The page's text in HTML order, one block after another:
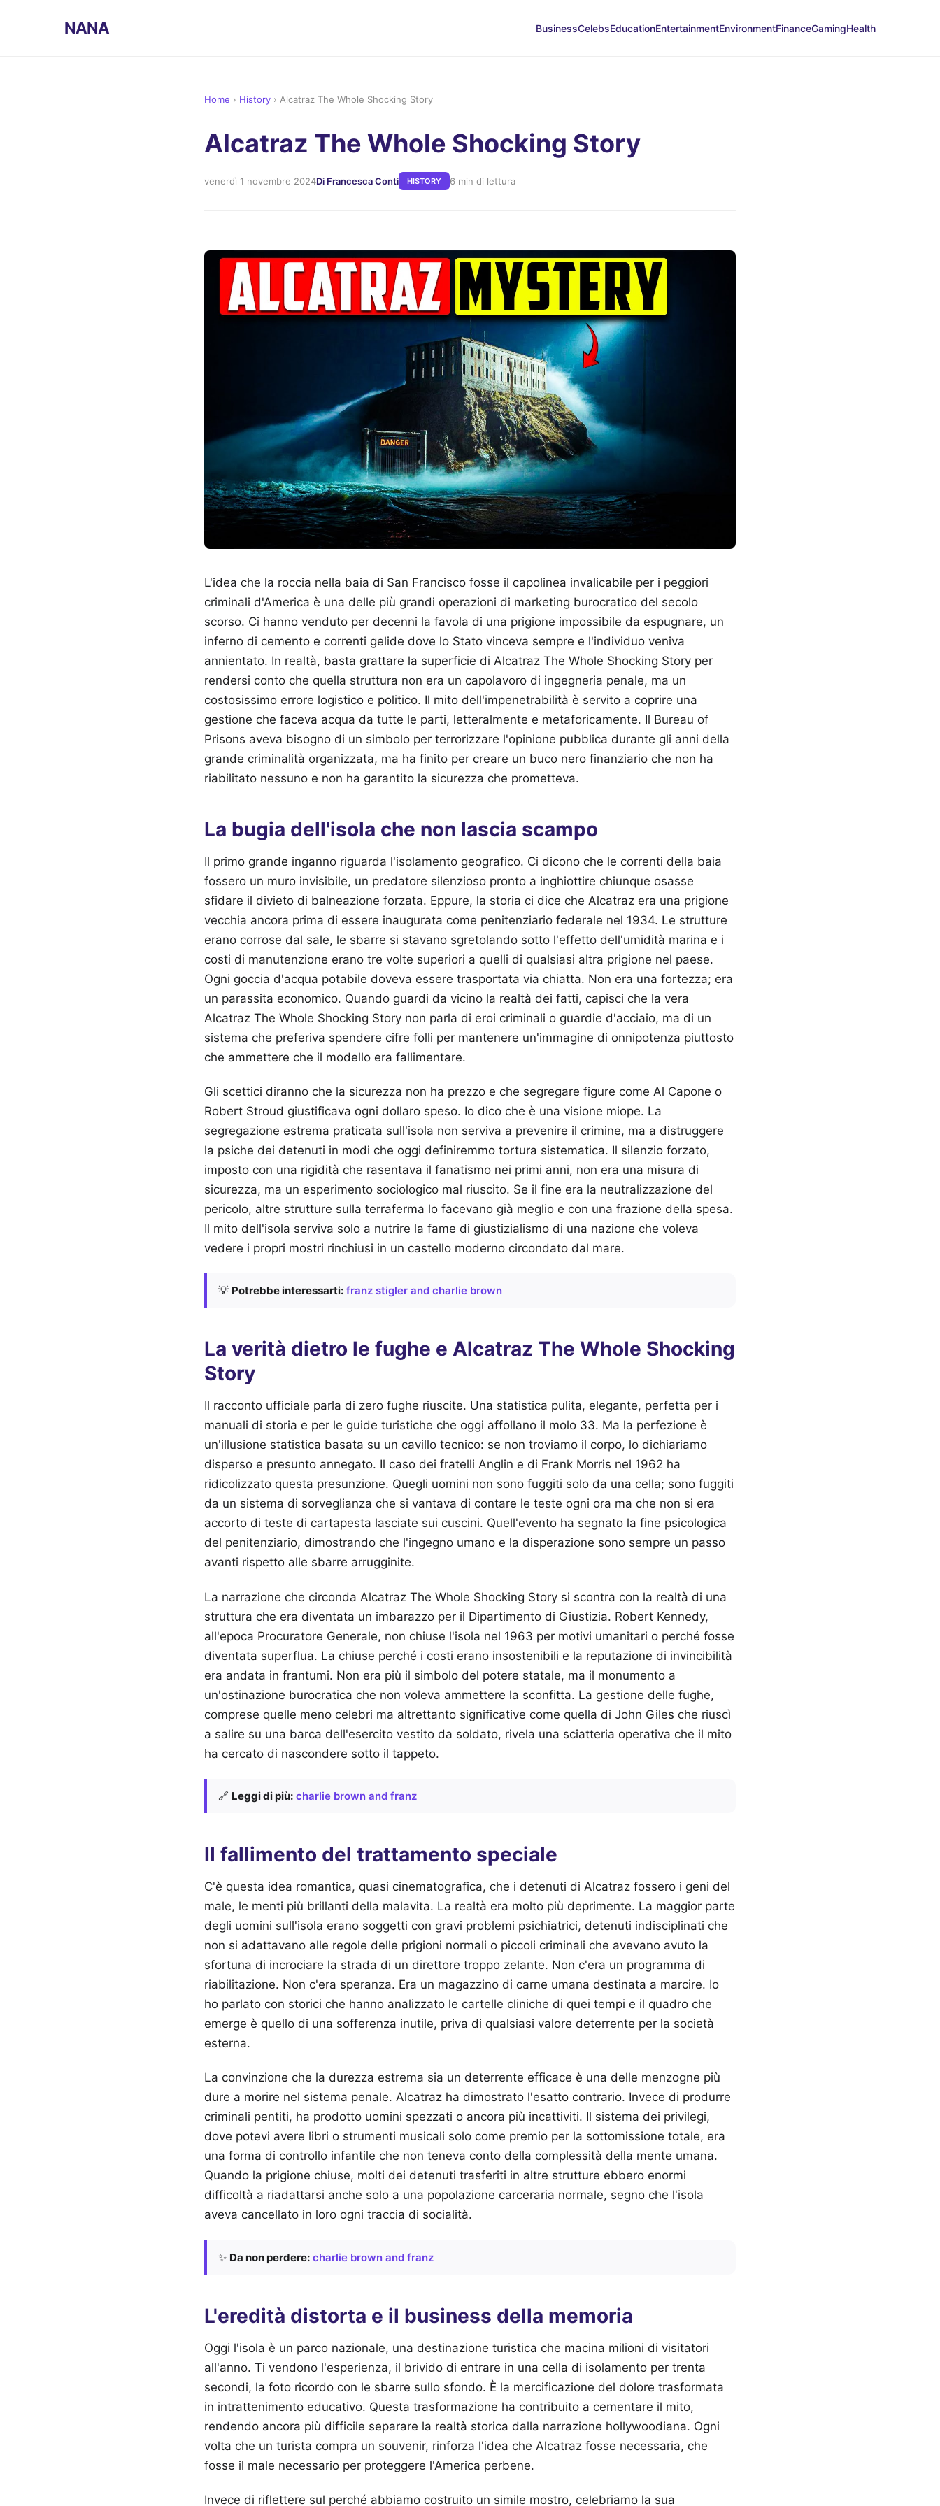
NANA BusinessCelebsEducationEntertainmentEnvironmentFinanceGamingHealth
Home › History › Alcatraz The Whole Shocking Story
Alcatraz The Whole Shocking Story
venerdì 1 novembre 2024Di Francesca Conti HISTORY 6 min di lettura
L'idea che la roccia nella baia di San Francisco fosse il capolinea invalicabile per i peggiori
criminali d'America è una delle più grandi operazioni di marketing burocratico del secolo
scorso. Ci hanno venduto per decenni la favola di una prigione impossibile da espugnare, un
inferno di cemento e correnti gelide dove lo Stato vinceva sempre e l'individuo veniva
annientato. In realtà, basta grattare la superficie di Alcatraz The Whole Shocking Story per
rendersi conto che quella struttura non era un capolavoro di ingegneria penale, ma un
costosissimo errore logistico e politico. Il mito dell'impenetrabilità è servito a coprire una
gestione che faceva acqua da tutte le parti, letteralmente e metaforicamente. Il Bureau of
Prisons aveva bisogno di un simbolo per terrorizzare l'opinione pubblica durante gli anni della
grande criminalità organizzata, ma ha finito per creare un buco nero finanziario che non ha
riabilitato nessuno e non ha garantito la sicurezza che prometteva.
La bugia dell'isola che non lascia scampo
Il primo grande inganno riguarda l'isolamento geografico. Ci dicono che le correnti della baia
fossero un muro invisibile, un predatore silenzioso pronto a inghiottire chiunque osasse
sfidare il divieto di balneazione forzata. Eppure, la storia ci dice che Alcatraz era una prigione
vecchia ancora prima di essere inaugurata come penitenziario federale nel 1934. Le strutture
erano corrose dal sale, le sbarre si stavano sgretolando sotto l'effetto dell'umidità marina e i
costi di manutenzione erano tre volte superiori a quelli di qualsiasi altra prigione nel paese.
Ogni goccia d'acqua potabile doveva essere trasportata via chiatta. Non era una fortezza; era
un parassita economico. Quando guardi da vicino la realtà dei fatti, capisci che la vera
Alcatraz The Whole Shocking Story non parla di eroi criminali o guardie d'acciaio, ma di un
sistema che preferiva spendere cifre folli per mantenere un'immagine di onnipotenza piuttosto
che ammettere che il modello era fallimentare.
Gli scettici diranno che la sicurezza non ha prezzo e che segregare figure come Al Capone o
Robert Stroud giustificava ogni dollaro speso. Io dico che è una visione miope. La
segregazione estrema praticata sull'isola non serviva a prevenire il crimine, ma a distruggere
la psiche dei detenuti in modi che oggi definiremmo tortura sistematica. Il silenzio forzato,
imposto con una rigidità che rasentava il fanatismo nei primi anni, non era una misura di
sicurezza, ma un esperimento sociologico mal riuscito. Se il fine era la neutralizzazione del
pericolo, altre strutture sulla terraferma lo facevano già meglio e con una frazione della spesa.
Il mito dell'isola serviva solo a nutrire la fame di giustizialismo di una nazione che voleva
vedere i propri mostri rinchiusi in un castello moderno circondato dal mare.
💡 Potrebbe interessarti: franz stigler and charlie brown
La verità dietro le fughe e Alcatraz The Whole Shocking
Story
Il racconto ufficiale parla di zero fughe riuscite. Una statistica pulita, elegante, perfetta per i
manuali di storia e per le guide turistiche che oggi affollano il molo 33. Ma la perfezione è
un'illusione statistica basata su un cavillo tecnico: se non troviamo il corpo, lo dichiariamo
disperso e presunto annegato. Il caso dei fratelli Anglin e di Frank Morris nel 1962 ha
ridicolizzato questa presunzione. Quegli uomini non sono fuggiti solo da una cella; sono fuggiti
da un sistema di sorveglianza che si vantava di contare le teste ogni ora ma che non si era
accorto di teste di cartapesta lasciate sui cuscini. Quell'evento ha segnato la fine psicologica
del penitenziario, dimostrando che l'ingegno umano e la disperazione sono sempre un passo
avanti rispetto alle sbarre arrugginite.
La narrazione che circonda Alcatraz The Whole Shocking Story si scontra con la realtà di una
struttura che era diventata un imbarazzo per il Dipartimento di Giustizia. Robert Kennedy,
all'epoca Procuratore Generale, non chiuse l'isola nel 1963 per motivi umanitari o perché fosse
diventata superflua. La chiuse perché i costi erano insostenibili e la reputazione di invincibilità
era andata in frantumi. Non era più il simbolo del potere statale, ma il monumento a
un'ostinazione burocratica che non voleva ammettere la sconfitta. La gestione delle fughe,
comprese quelle meno celebri ma altrettanto significative come quella di John Giles che riuscì
a salire su una barca dell'esercito vestito da soldato, rivela una sciatteria operativa che il mito
ha cercato di nascondere sotto il tappeto.
🔗 Leggi di più: charlie brown and franz
Il fallimento del trattamento speciale
C'è questa idea romantica, quasi cinematografica, che i detenuti di Alcatraz fossero i geni del
male, le menti più brillanti della malavita. La realtà era molto più deprimente. La maggior parte
degli uomini sull'isola erano soggetti con gravi problemi psichiatrici, detenuti indisciplinati che
non si adattavano alle regole delle prigioni normali o piccoli criminali che avevano avuto la
sfortuna di incrociare la strada di un direttore troppo zelante. Non c'era un programma di
riabilitazione. Non c'era speranza. Era un magazzino di carne umana destinata a marcire. Io
ho parlato con storici che hanno analizzato le cartelle cliniche di quei tempi e il quadro che
emerge è quello di una sofferenza inutile, priva di qualsiasi valore deterrente per la società
esterna.
La convinzione che la durezza estrema sia un deterrente efficace è una delle menzogne più
dure a morire nel sistema penale. Alcatraz ha dimostrato l'esatto contrario. Invece di produrre
criminali pentiti, ha prodotto uomini spezzati o ancora più incattiviti. Il sistema dei privilegi,
dove potevi avere libri o strumenti musicali solo come premio per la sottomissione totale, era
una forma di controllo infantile che non teneva conto della complessità della mente umana.
Quando la prigione chiuse, molti dei detenuti trasferiti in altre strutture ebbero enormi
difficoltà a riadattarsi anche solo a una popolazione carceraria normale, segno che l'isola
aveva cancellato in loro ogni traccia di socialità.
✨ Da non perdere: charlie brown and franz
L'eredità distorta e il business della memoria
Oggi l'isola è un parco nazionale, una destinazione turistica che macina milioni di visitatori
all'anno. Ti vendono l'esperienza, il brivido di entrare in una cella di isolamento per trenta
secondi, la foto ricordo con le sbarre sullo sfondo. È la mercificazione del dolore trasformata
in intrattenimento educativo. Questa trasformazione ha contribuito a cementare il mito,
rendendo ancora più difficile separare la realtà storica dalla narrazione hollywoodiana. Ogni
volta che un turista compra un souvenir, rinforza l'idea che Alcatraz fosse necessaria, che
fosse il male necessario per proteggere l'America perbene.
Invece di riflettere sul perché abbiamo costruito un simile mostro, celebriamo la sua